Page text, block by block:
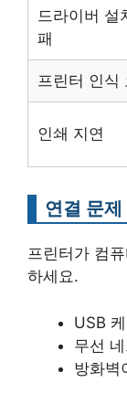
드라이버 설
패
프린터 인식
인쇄 지연
연결 문제
프린터가 컴
하세요.
USB
무선
방화벽